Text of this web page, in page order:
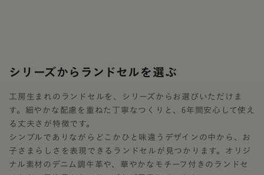
シリーズからランドセルを選ぶ
工房生まれのランドセルを、シリーズからお選びいただけま
す。細やかな配慮を重ねた丁寧なつくりと、6年間安心して使え
る丈夫さが特徴です。
シンプルでありながらどこかひと味違うデザインの中から、お
子さまらしさを表現できるランドセルが見つかります。オリジ
ナル素材のデニム調牛革や、華やかなモチーフ付きのランドセ